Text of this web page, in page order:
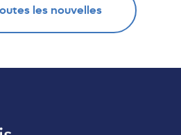
les nouvelles